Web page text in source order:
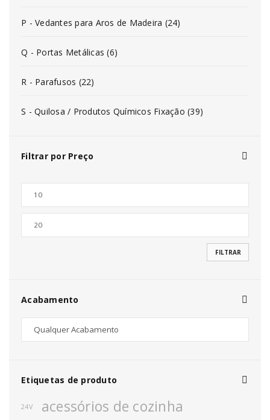
P - Vedantes para Aros de Madeira (24)
Q - Portas Metálicas (6)
R - Parafusos (22)
S - Quilosa / Produtos Químicos Fixação (39)
Filtrar por Preço
FILTRAR
Acabamento
Etiquetas de produto
24V acessórios de cozinha